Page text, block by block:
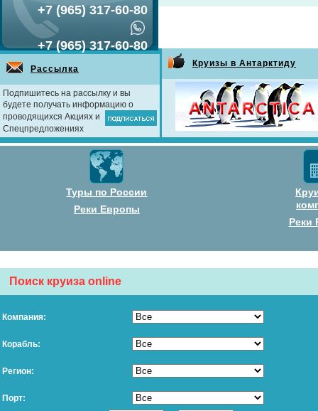
+7 (965) 317-60-80
+7 (965) 317-60-80
Рассылка
Подпишитесь на рассылку и вы
будете получать информацию о
проводящихся Акциях и
Спецпредложениях
Круизы в Антарктиду
Туры по России
Реки Европы
Реки
Поиск круиза online
Компания:
Корабль:
Регион:
Порт: